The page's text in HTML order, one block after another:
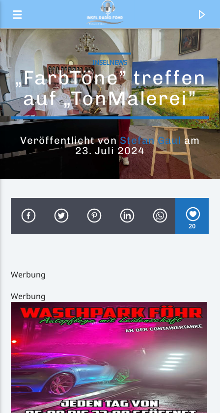
Leave Them Alone
Twenty 4 Seven
Handystream
INSELNEWS
„FarbTöne” treffen
auf „TonMalerei”
Veröffentlicht vonStefan Gaul am
23. Juli 2024
20
Werbung
Werbung